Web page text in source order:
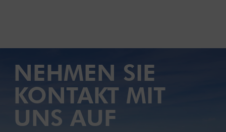
NEHMEN SIE
KONTAKT MIT
UNS AUF